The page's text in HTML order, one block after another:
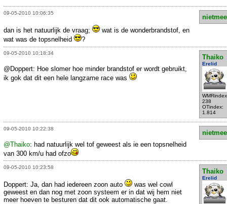
09-05-2010 10:06:35
dan is het natuurlijk de vraag;
wat is de wonderbrandstof, en
wat was de topsnelheid
?
09-05-2010 10:18:34
Thaiko
Erelid
238
OTindex:
1.814
@Doppert: Hoe slomer hoe minder brandstof er wordt gebruikt,
ik gok dat dit een hele langzame race was
09-05-2010 10:22:38
@Thaiko: had natuurlijk wel tof geweest als ie een topsnelheid
van 300 km/u had ofzo
09-05-2010 10:23:58
Thaiko
Erelid
Doppert: Ja, dan had iedereen zoon auto
was wel cowl
geweest en dan nog met zoon systeem er in dat wij hem niet
meer hoeven te besturen dat dit ook automatische gaat.